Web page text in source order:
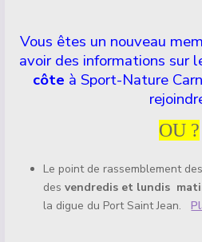
Vous êtes un nouveau
avoir des informations sur
côte à Sport-Nature
OU ?
Le point de rassemblement
desvendredis et lundis
la digue du Port Saint Jean.